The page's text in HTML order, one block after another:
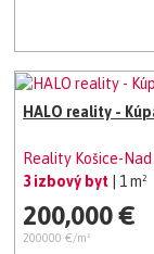
HALO reality -
Reality Košice-
3 izbový byt
| 1 m²
200,000 €
200000 €/m²